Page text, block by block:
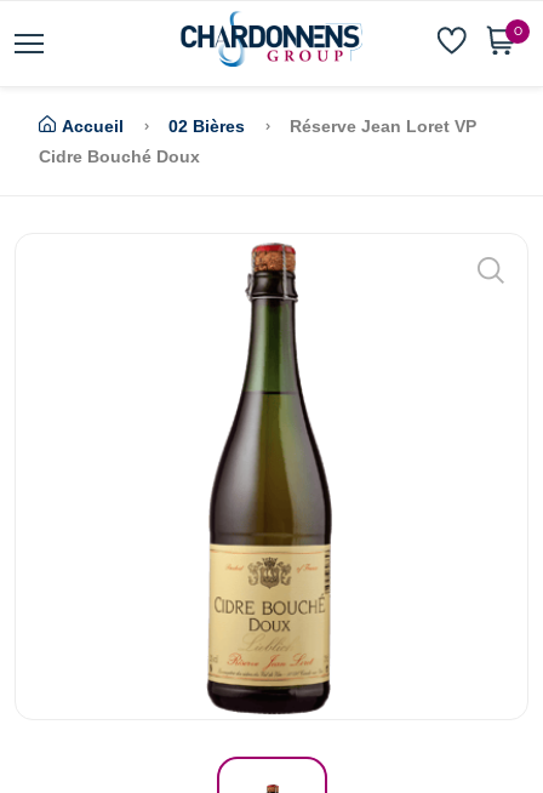
0
Accueil 02 Bières
Réserve Jean Loret VP
Cidre Bouché Doux